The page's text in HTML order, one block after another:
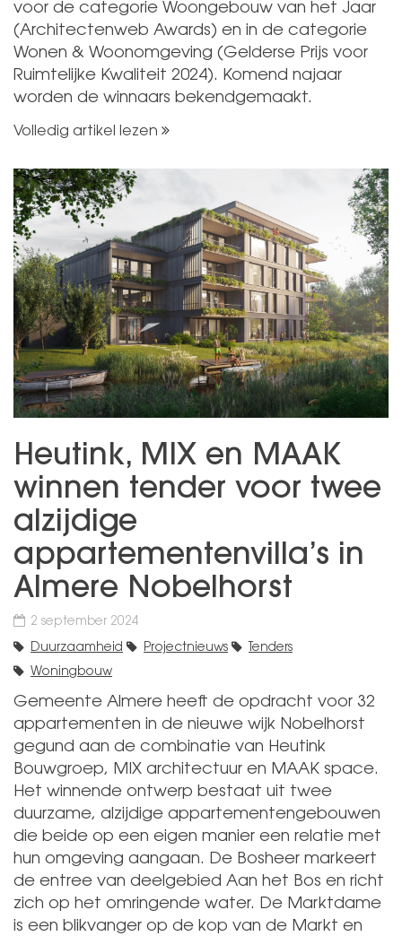
voor de categorie Woongebouw van het Jaar
(Architectenweb Awards) en in de categorie
Wonen & Woonomgeving (Gelderse Prijs voor
Ruimtelijke Kwaliteit 2024). Komend najaar
worden de winnaars bekendgemaakt.
Volledig artikel lezen
Heutink, MIX en MAAK
winnen tender voor twee
alzijdige
appartementenvilla’s in
Almere Nobelhorst
2 september 2024
Duurzaamheid Projectnieuws
Tenders
Woningbouw
Gemeente Almere heeft de opdracht voor 32
appartementen in de nieuwe wijk Nobelhorst
gegund aan de combinatie van Heutink
Bouwgroep, MIX architectuur en MAAK space.
Het winnende ontwerp bestaat uit twee
duurzame, alzijdige appartementengebouwen
die beide op een eigen manier een relatie met
hun omgeving aangaan. De Bosheer markeert
de entree van deelgebied Aan het Bos en richt
zich op het omringende water. De Marktdame
is een blikvanger op de kop van de Markt en